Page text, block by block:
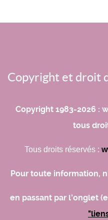
Copyright et droit
Copyright 1983-2026 :
tous
Tous droits réservés :
Pour toute information,
en passant par l'onglet